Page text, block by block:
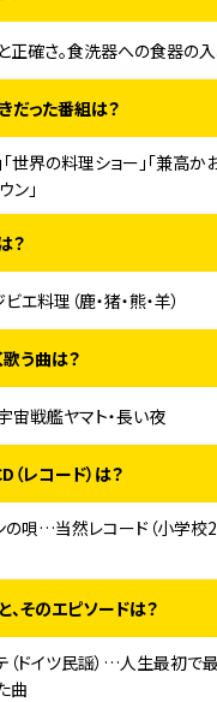
正確さ。食洗器への食器の入
だった番組は？
「世界の料理ショー」「兼高
ン」
？
エ料理（鹿・猪・熊・羊）
う曲は？
宙戦艦ヤマト・長い夜
（レコード）は？
の唄…当然レコード（小学
そのエピソードは？
（ドイツ民謡）…人生最初で
曲